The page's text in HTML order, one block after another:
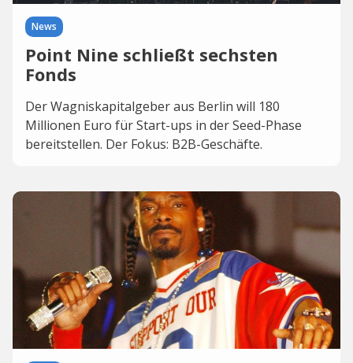
News
Point Nine schließt sechsten
Fonds
Der Wagniskapitalgeber aus Berlin will 180
Millionen Euro für Start-ups in der Seed-Phase
bereitstellen. Der Fokus: B2B-Geschäfte.